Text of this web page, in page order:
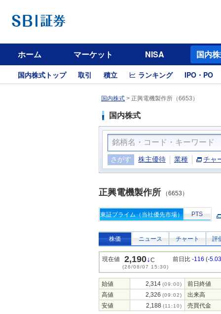
ホーム マーケット NISA 国内
国内株式トップ 取引 積立 ランキング IPO・PO
国内株式 > 正興電機製作所（6653）
国内株式
さがす 株主優待 業種 チャ
正興電機製作所 （6653）
東証プライム（当社優先市場） PTS
株価 ニュース チャート 評
現在値 2,190↓C
(26/08/07 15:30)
前日比 -116 (-
始値 2,314 (09:00)
前日終値
高値
2,326 (09:02)
出来高
安値
2,188 (11:10) 売買代金